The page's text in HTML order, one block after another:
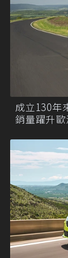
成立130年
銷量躍升